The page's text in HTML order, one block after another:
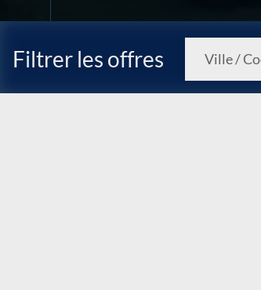
Filtrer les offres